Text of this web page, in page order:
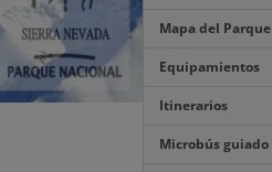
Mapa del Parque
Equipamientos
Itinerarios
Microbús guiado